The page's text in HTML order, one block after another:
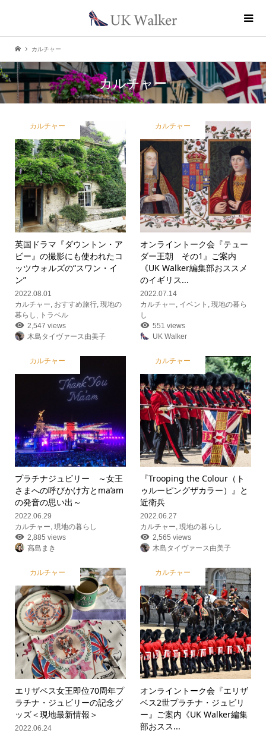
カルチャー
カルチャー
カルチャー
英国ドラマ『ダウントン・ア
ビー』の撮影にも使われたコ
ッツウォルズの“スワン・イ
ン”
2022.08.01
カルチャー おすすめ旅行, 現地の
暮らし
トラベル
2,547 views
木島タイヴァース由美子
カルチャー
オンライントーク会『テュー
ダー王朝 その1』ご案内
《UK Walker編集部おススメ
のイギリス...
2022.07.14
カルチャー イベント ,現地の暮ら
し
551 views
UK Walker
カルチャー
プラチナジュビリー ～女王
さまへの呼びかけ方とma’am
の発音の思い出～
2022.06.29
カルチャー, 現地の暮らし
2,885 views
高島まき
カルチャー
『Trooping the Colour（ト
ゥルーピングザカラー）』と
近衛兵
2022.06.27
カルチャー,現地の暮らし
2,565 views
木島タイヴァース由美子
カルチャー
エリザベス女王即位70周年プ
ラチナ・ジュビリーの記念グ
ッズ＜現地最新情報＞
2022.06.24
カルチャー
オンライントーク会『エリザ
ベス2世プラチナ・ジュビリ
ー』ご案内 《UK Walker編集
部おスス...